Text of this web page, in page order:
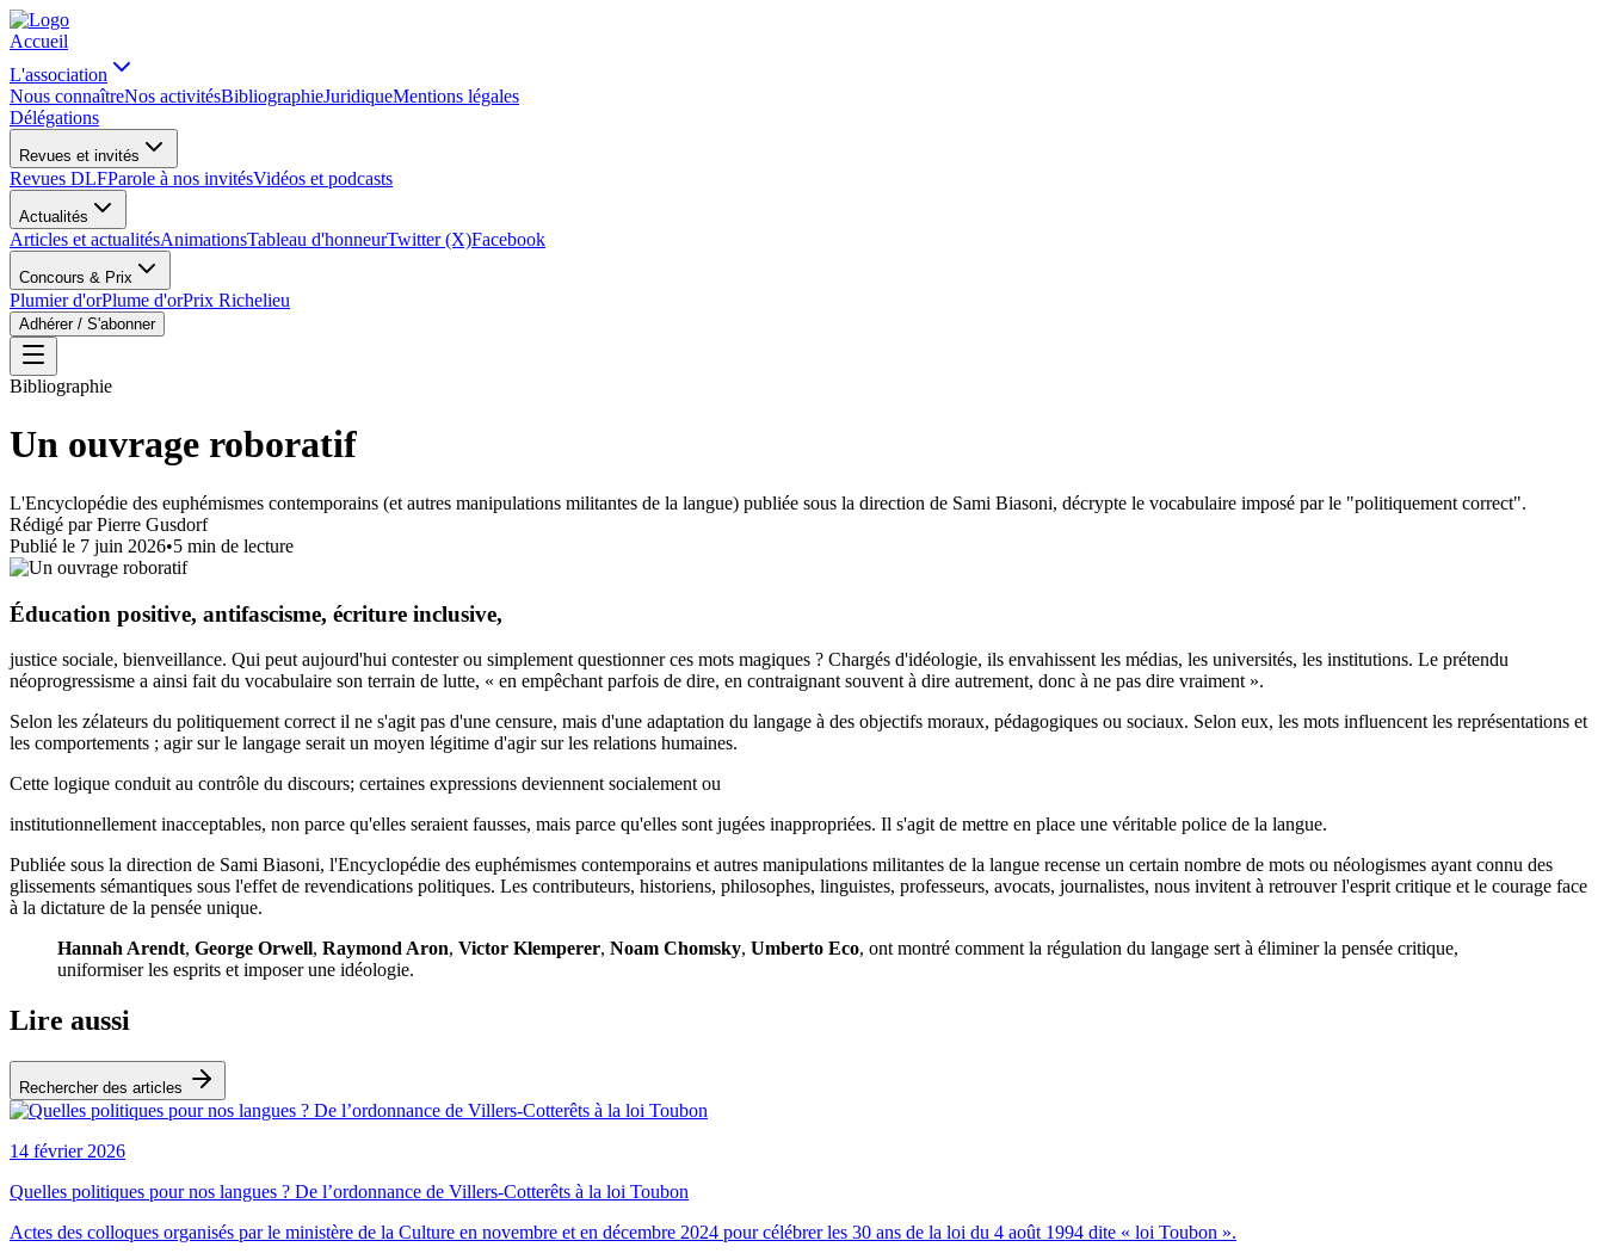
Accueil
L'association
Nous connaîtreNos activitésBibliographieJuridiqueMentions légales
Délégations
Revues et invités
Revues DLFParole à nos invitésVidéos et podcasts
Actualités
Articles et actualitésAnimationsTableau d'honneurTwitter (X)Facebook
Concours & Prix
Plumier d'orPlume d'orPrix Richelieu
Adhérer / S'abonner
Bibliographie
Un ouvrage roboratif
L'Encyclopédie des euphémismes contemporains (et autres manipulations militantes de la langue) publiée sous la direction de Sami Biasoni, décrypte le vocabulaire imposé par le "politiquement correct".
Rédigé parPierre Gusdorf
Publié le 7 juin 2026•5 min de lecture
Éducation positive, antifascisme, écriture inclusive,
justice sociale, bienveillance. Qui peut aujourd'hui contester ou simplement questionner ces mots magiques ? Chargés d'idéologie, ils envahissent les médias, les universités, les institutions. Le prétendu
néoprogressisme a ainsi fait du vocabulaire son terrain de lutte, « en empêchant parfois de dire, en contraignant souvent à dire autrement, donc à ne pas dire vraiment ».
Selon les zélateurs du politiquement correct il ne s'agit pas d'une censure, mais d'une adaptation du langage à des objectifs moraux, pédagogiques ou sociaux. Selon eux, les mots influencent les représentations et
les comportements ; agir sur le langage serait un moyen légitime d'agir sur les relations humaines.
Cette logique conduit au contrôle du discours; certaines expressions deviennent socialement ou
institutionnellement inacceptables, non parce qu'elles seraient fausses, mais parce qu'elles sont jugées inappropriées. Il s'agit de mettre en place une véritable police de la langue.
Publiée sous la direction de Sami Biasoni, l'Encyclopédie des euphémismes contemporains et autres manipulations militantes de la langue recense un certain nombre de mots ou néologismes ayant connu des
glissements sémantiques sous l'effet de revendications politiques. Les contributeurs, historiens, philosophes, linguistes, professeurs, avocats, journalistes, nous invitent à retrouver l'esprit critique et le courage face
à la dictature de la pensée unique.
Hannah Arendt, George Orwell, Raymond Aron, Victor Klemperer, Noam Chomsky, Umberto Eco, ont montré comment la régulation du langage sert à éliminer la pensée critique,
uniformiser les esprits et imposer une idéologie.
Lire aussi
Rechercher des articles
14 février 2026
Quelles politiques pour nos langues ? De l’ordonnance de Villers-Cotterêts à la loi Toubon
Actes des colloques organisés par le ministère de la Culture en novembre et en décembre 2024 pour célébrer les 30 ans de la loi du 4 août 1994 dite « loi Toubon ».